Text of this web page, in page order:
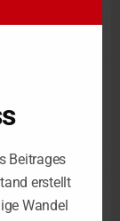
Kindergeld
aller
dass die
echt ist,
Beitrages
erstellt
Wandel